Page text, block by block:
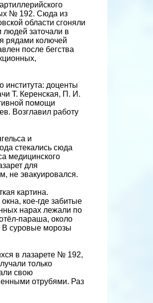
№ 192. Сюда из
области сгоняли
заточали в
рядами колючей
после бегства
института: доценты
Т. Керенская, П. И.
помощи
Возглавил работу
и
стекались сюда
медицинского
для
не эвакуировался.
картина.
кое-где забитые
нарах лежали по
параша, около
В суровые морозы
в лазарете № 192,
только
свою
отрубями. Раз